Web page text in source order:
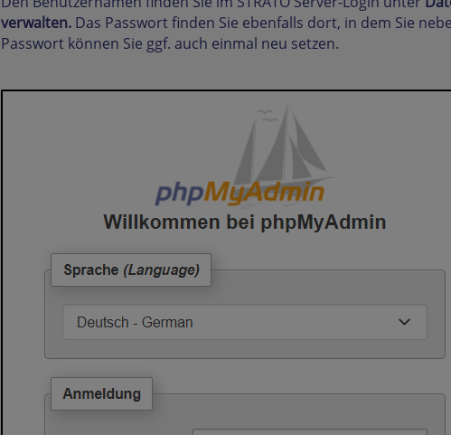
verwalten. Das Passwort finden Sie ebenfalls dort, in dem Sie
Passwort können Sie ggf. auch einmal neu setzen.